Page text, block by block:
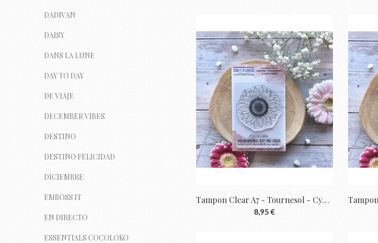
DADIVAN
DAISY
DANS LA LUNE
DAY TO DAY
DE VIAJE
DECEMBER VIBES
DESTINO
DESTINO FELICIDAD
DICIEMBRE
EMBOSS IT
EN DIRECTO
ESSENTIALS COCOLOKO
Tampon Clear A7 - Tournesol - Cyclique |...
8,95 €